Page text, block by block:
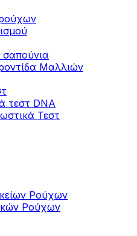
Μαλλιών
τεστ DNA
Τεστ
Ρούχων
Ρούχων